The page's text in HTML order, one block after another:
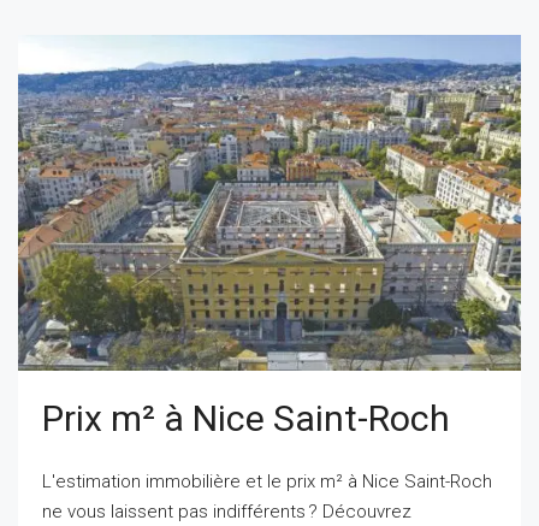
Prix m² à Nice Saint-Roch
L'estimation immobilière et le prix m² à Nice Saint-Roch
ne vous laissent pas indifférents ? Découvrez